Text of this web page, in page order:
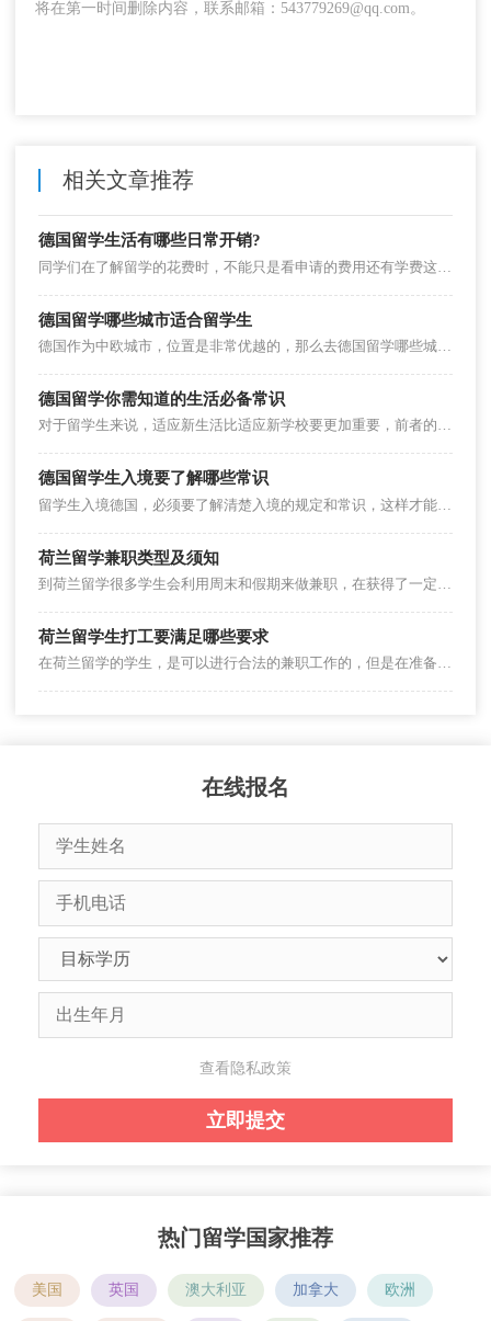
将在第一时间删除内容，联系邮箱：543779269@qq.com。
相关文章推荐
德国留学生活有哪些日常开销?
德国留学哪些城市适合留学生
德国作为中欧城市，位置是非常优越的，那么去德国留学哪些城市是首选呢？下面介绍德国留学哪些城市适合留学生。
德国留学你需知道的生活必备常识
对于留学生来说，适应新生活比适应新学校要更加重要，前者的准备在国内就可以展开。下面看看德国留学你需知道的生活必备常识。
德国留学生入境要了解哪些常识
荷兰留学兼职类型及须知
到荷兰留学很多学生会利用周末和假期来做兼职，在获得了一定收入的同时也能锻炼自己的能力，在荷兰留学有哪些兼职可以做，打工有哪些需要注意的地方。
荷兰留学生打工要满足哪些要求
在荷兰留学的学生，是可以进行合法的兼职工作的，但是在准备的时候，必须要确认好自己的资格， 获取相关证明。那么荷兰留学生打工要满足哪些要求？
在线报名
查看隐私政策
热门留学国家推荐
美国 英国 澳大利亚 加拿大 欧洲